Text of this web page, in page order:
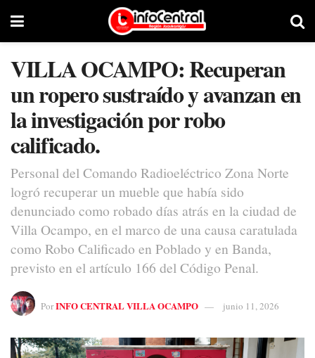
VILLA OCAMPO: Recuperan
un ropero sustraído y avanzan en
la investigación por robo
calificado.
Personal del Comando Radioeléctrico Zona Norte
logró recuperar un mueble que había sido
denunciado como robado días atrás en la ciudad de
Villa Ocampo, en el marco de una causa caratulada
como Robo Calificado en Poblado y en Banda,
previsto en el artículo 166 del Código Penal.
PorINFO CENTRAL VILLA OCAMPO junio 11, 2026